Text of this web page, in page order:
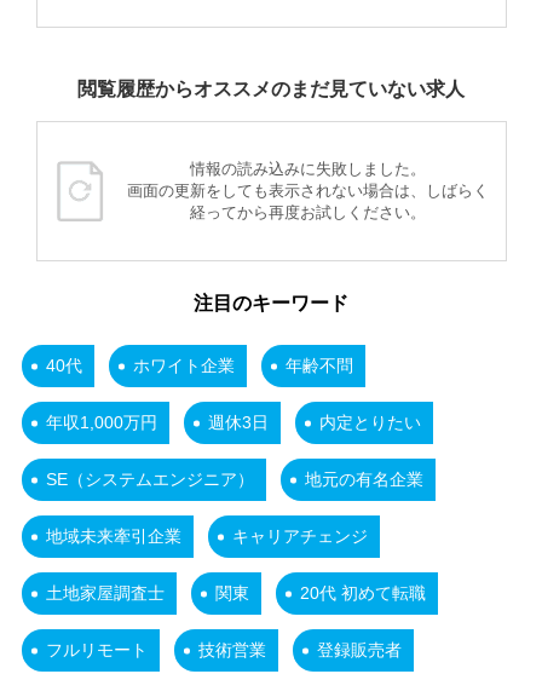
閲覧履歴からオススメのまだ見ていない求人
情報の読み込みに失敗しました。
画面の更新をしても表示されない場合は、しばらく
経ってから再度お試しください。
注目のキーワード
40代 ホワイト企業 年齢不問
年収1,000万円 週休3日 内定とりたい
SE（システムエンジニア） 地元の有名企業
地域未来牽引企業 キャリアチェンジ
土地家屋調査士 関東 20代 初めて転職
フルリモート 技術営業 登録販売者